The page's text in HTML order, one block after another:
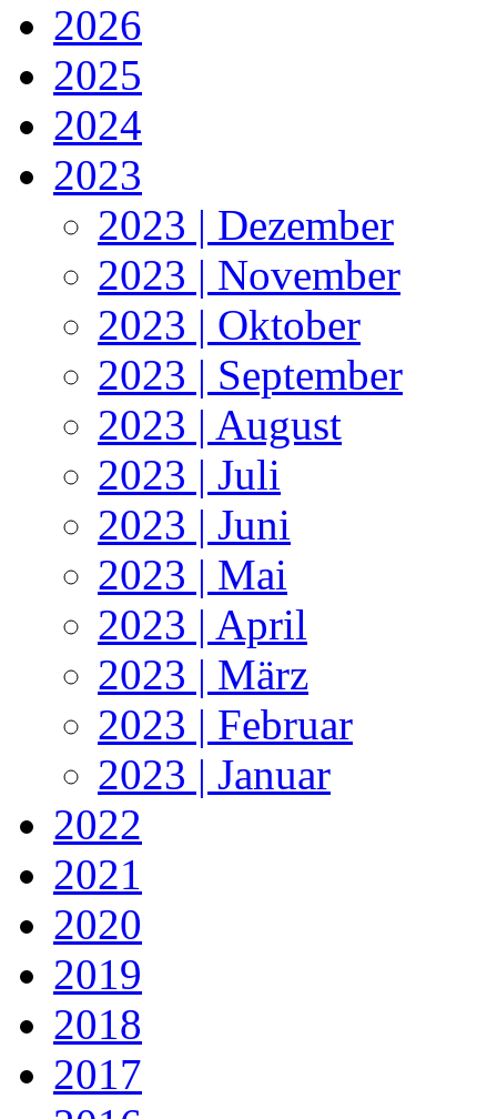
2026
2025
2024
2023
2023 | Dezember
2023 | November
2023 | Oktober
2023 | September
2023 | August
2023 | Juli
2023 | Juni
2023 | Mai
2023 | April
2023 | März
2023 | Februar
2023 | Januar
2022
2021
2020
2019
2018
2017